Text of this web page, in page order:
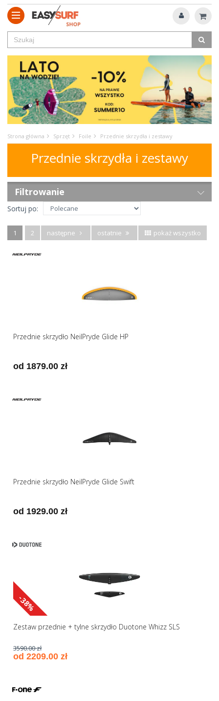
Strona główna Sprzęt Foile Przednie skrzydła i zestawy
Przednie skrzydła i zestawy
Filtrowanie
Sortuj po:
1 2 następne ostatnie pokaż wszystko
Przednie skrzydło NeilPryde Glide HP
od 1879.00 zł
Przednie skrzydło NeilPryde Glide Swift
od 1929.00 zł
-38%
Zestaw przednie + tylne skrzydło Duotone Whizz SLS
3590.00 zł
od 2209.00 zł